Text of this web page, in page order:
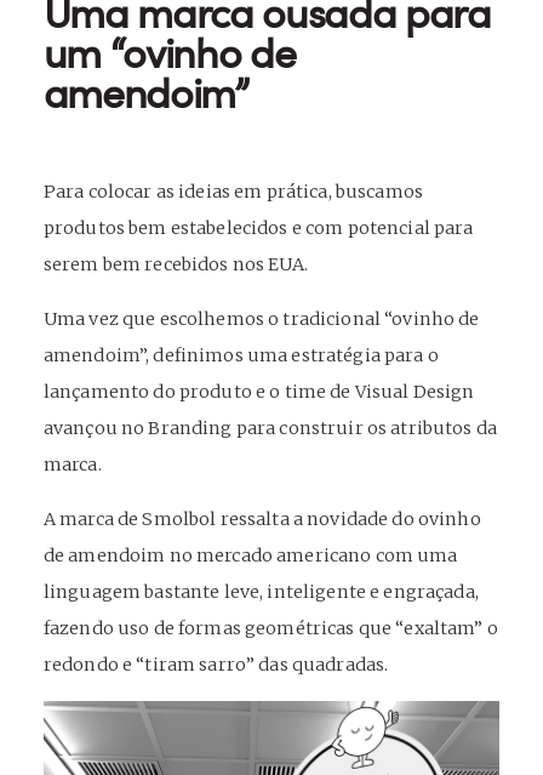
Uma marca ousada para
um “ovinho de
amendoim”
Para colocar as ideias em prática, buscamos
produtos bem estabelecidos e com potencial para
serem bem recebidos nos EUA.
Uma vez que escolhemos o tradicional “ovinho de
amendoim”, definimos uma estratégia para o
lançamento do produto e o time de Visual Design
avançou no Branding para construir os atributos da
marca.
A marca de Smolbol ressalta a novidade do ovinho
de amendoim no mercado americano com uma
linguagem bastante leve, inteligente e engraçada,
fazendo uso de formas geométricas que “exaltam” o
redondo e “tiram sarro” das quadradas.